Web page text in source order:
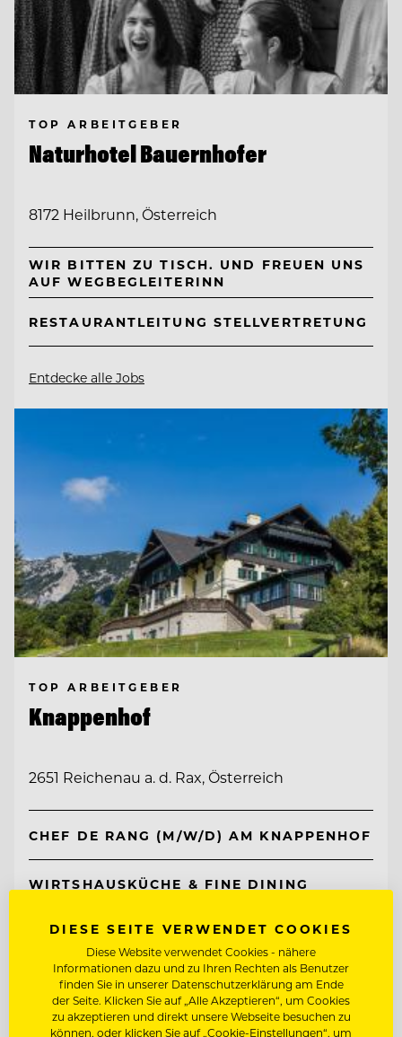
TOP ARBEITGEBER
Naturhotel Bauernhofer
8172 Heilbrunn, Österreich
WIR BITTEN ZU TISCH. UND FREUEN UNS
AUF WEGBEGLEITERINN
RESTAURANTLEITUNG STELLVERTRETUNG
Entdecke alle Jobs
TOP ARBEITGEBER
Knappenhof
2651 Reichenau a. d. Rax, Österreich
CHEF DE RANG (M/W/D) AM KNAPPENHOF
WIRTSHAUSKÜCHE & FINE DINING
DIESE SEITE VERWENDET COOKIES
Diese Website verwendet Cookies - nähere
Informationen dazu und zu Ihren Rechten als Benutzer
finden Sie in unserer Datenschutzerklärung am Ende
der Seite. Klicken Sie auf „Alle Akzeptieren“, um Cookies
zu akzeptieren und direkt unsere Webseite besuchen zu
können, oder klicken Sie auf „Cookie-Einstellungen“, um